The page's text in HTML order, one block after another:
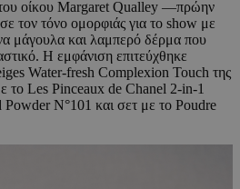
οίκου Margaret Qualley —πρώην
τον τόνο ομορφιάς για το show με
μάγουλα και λαμπερό δέρμα που
Η εμφάνιση επιτεύχθηκε
Water-fresh Complexion Touch της
το Les Pinceaux de Chanel 2-in-1
N°101 και σετ με το Poudre